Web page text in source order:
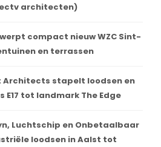
architecten)
compact nieuw WZC Sint-
en terrassen
Architects stapelt loodsen en
tot landmark The Edge
Luchtschip en Onbetaalbaar
loodsen in Aalst tot